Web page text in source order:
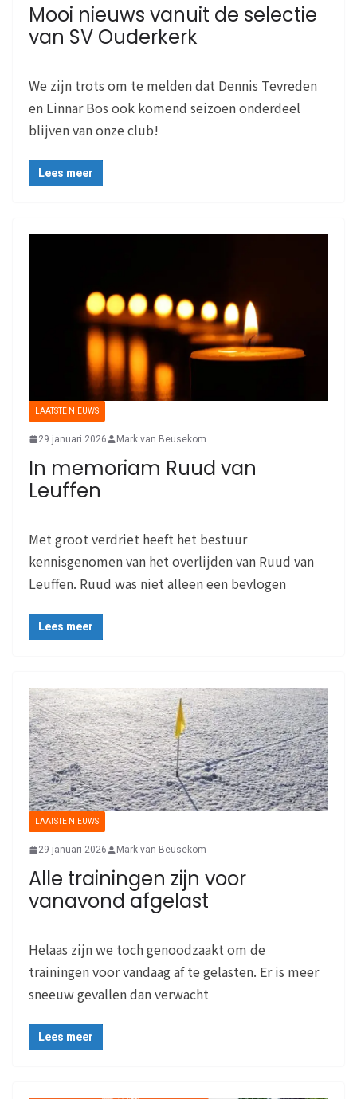
Mooi nieuws vanuit de selectie
van SV Ouderkerk
We zijn trots om te melden dat Dennis Tevreden
en Linnar Bos ook komend seizoen onderdeel
blijven van onze club!
Lees meer
LAATSTE NIEUWS
29 januari 2026 Mark van Beusekom
In memoriam Ruud van
Leuffen
Met groot verdriet heeft het bestuur
kennisgenomen van het overlijden van Ruud van
Leuffen. Ruud was niet alleen een bevlogen
Lees meer
LAATSTE NIEUWS
29 januari 2026 Mark van Beusekom
Alle trainingen zijn voor
vanavond afgelast
Helaas zijn we toch genoodzaakt om de
trainingen voor vandaag af te gelasten. Er is meer
sneeuw gevallen dan verwacht
Lees meer